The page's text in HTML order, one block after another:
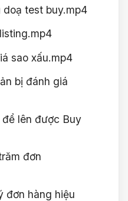
test buy.mp4
sao xấu.mp4
bị đánh giá
lên được Buy
đơn
đơn hàng hiệu